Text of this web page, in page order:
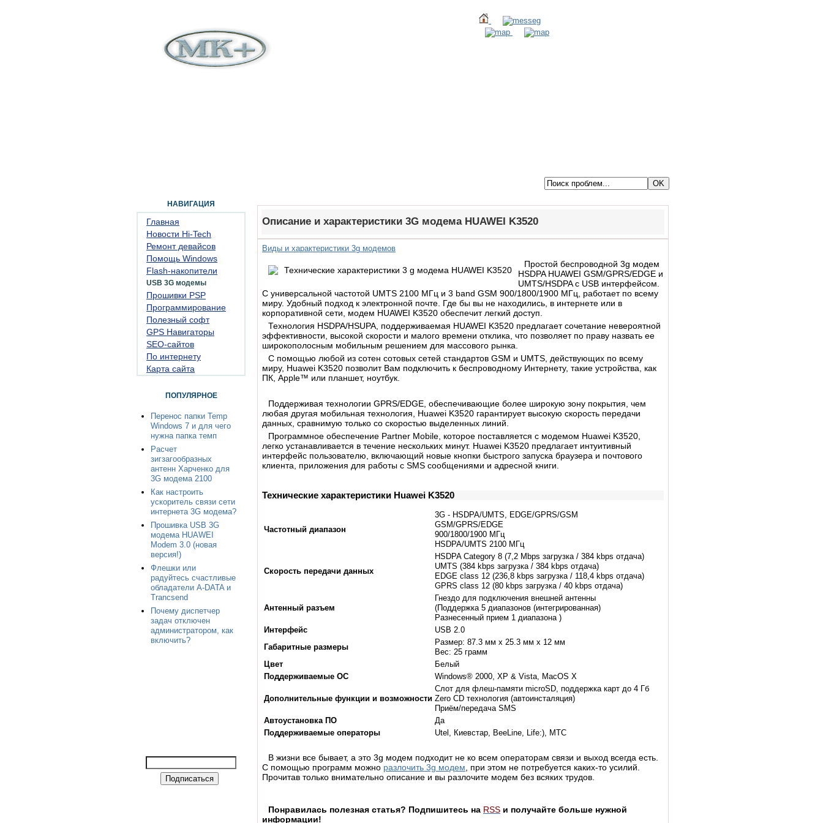
НАВИГАЦИЯ
Главная
Новости Hi-Tech
Ремонт девайсов
Помощь Windows
Flash-накопители
USB 3G модемы
Прошивки PSP
Программирование
Полезный софт
GPS Навигаторы
SEO-сайтов
По интернету
Карта сайта
ПОПУЛЯРНОЕ
Перенос папки Temp
Windows 7 и для чего
нужна папка темп
Расчет
зигзагообразных
антенн Харченко для
3G модема 2100
Как настроить
ускоритель связи сети
интернета 3G модема?
Прошивка USB 3G
модема HUAWEI
Modem 3.0 (новая
версия!)
Флешки или
радуйтесь счастливые
обладатели A-DATA и
Trancsend
Почему диспетчер
задач отключен
администратором, как
включить?
Описание и характеристики 3G модема HUAWEI K3520
Виды и характеристики 3g модемов
Простой беспроводной 3g модем
HSDPA HUAWEI GSM/GPRS/EDGE и
UMTS/HSDPA с USB интерфейсом.
С универсальной частотой UMTS 2100 МГц и 3 band GSM 900/1800/1900 MГц, работает по всему
миру. Удобный подход к электронной почте. Где бы вы не находились, в интернете или в
корпоративной сети, модем HUAWEI K3520 обеспечит легкий доступ.
Технология HSDPA/HSUPA, поддерживаемая HUAWEI K3520 предлагает сочетание невероятной
эффективности, высокой скорости и малого времени отклика, что позволяет по праву назвать ее
широкополосным мобильным решением для массового рынка.
С помощью любой из сотен сотовых сетей стандартов GSM и UMTS, действующих по всему
миру, Huawei K3520 позволит Вам подключить к беспроводному Интернету, такие устройства, как
ПК, Apple™ или планшет, ноутбук.
Поддерживая технологии GPRS/EDGE, обеспечивающие более широкую зону покрытия, чем
любая другая мобильная технология, Huawei K3520 гарантирует высокую скорость передачи
данных, сравнимую только со скоростью выделенных линий.
Программное обеспечение Partner Mobile, которое поставляется с модемом Huawei K3520,
легко устанавливается в течение нескольких минут. Huawei K3520 предлагает интуитивный
интерфейс пользователю, включающий новые кнопки быстрого запуска браузера и почтового
клиента, приложения для работы с SMS сообщениями и адресной книги.
Технические характеристики Huawei K3520
Частотный диапазон
3G - HSDPA/UMTS, EDGE/GPRS/GSM
GSM/GPRS/EDGE
900/1800/1900 МГц
HSDPA/UMTS 2100 МГц
Скорость передачи данных
HSDPA Category 8 (7,2 Mbps загрузка / 384 kbps отдача)
UMTS (384 kbps загрузка / 384 kbps отдача)
EDGE class 12 (236,8 kbps загрузка / 118,4 kbps отдача)
GPRS class 12 (80 kbps загрузка / 40 kbps отдача)
Антенный разъем
Гнездо для подключения внешней антенны
(Поддержка 5 диапазонов (интегрированная)
Разнесенный прием 1 диапазона )
Интерфейс
USB 2.0
Габаритные размеры
Размер: 87.3 мм x 25.3 мм x 12 мм
Вес: 25 грамм
Цвет
Белый
Поддерживаемые ОС
Windows® 2000, XP & Vista, MacOS X
Дополнительные функции и возможности
Слот для флеш-памяти microSD, поддержка карт до 4 Гб
Zero CD технология (автоинсталяция)
Приём/передача SMS
Автоустановка ПО
Да
Поддерживаемые операторы
Utel, Киевстар, BeeLine, Life:), MTC
В жизни все бывает, а это 3g модем подходит не ко всем операторам связи и выход всегда есть.
С помощью программ можно разлочить 3g модем , при этом не потребуется каких-то усилий.
Прочитав только внимательно описание и вы разлочите модем без всяких трудов.
Понравилась полезная статья? Подпишитесь на RSS и получайте больше нужной
информации!